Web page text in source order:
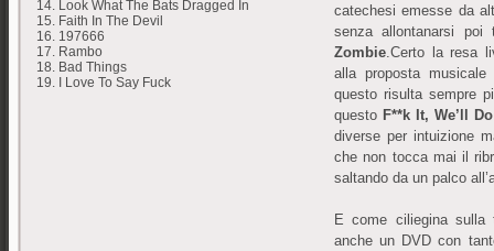
14. Look What The Bats Dragged In
15. Faith In The Devil
16. 197666
17. Rambo
18. Bad Things
19. I Love To Say Fuck
catechesi emesse da
senza allontanarsi
Zombie.Certo la resa
alla proposta
questo risulta sempre
questo F**k It, We’ll
diverse per intuizione
che non tocca mai il
saltando da un palco
E come ciliegina sulla
anche un DVD con